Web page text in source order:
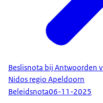
Beslisnota bij Antwoorden
Nidos regio Apeldoorn
Beleidsnota06-11-2025